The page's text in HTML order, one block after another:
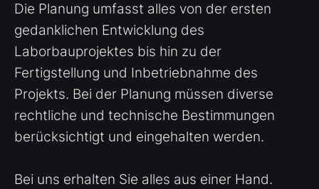
Die Planung umfasst alles von der ersten
gedanklichen Entwicklung des
Laborbauprojektes bis hin zu der
Fertigstellung und Inbetriebnahme des
Projekts. Bei der Planung müssen diverse
rechtliche und technische Bestimmungen
berücksichtigt und eingehalten werden.
Bei uns erhalten Sie alles aus einer Hand.